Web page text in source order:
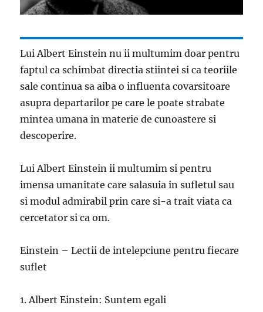
Lui Albert Einstein nu ii multumim doar pentru
faptul ca schimbat directia stiintei si ca teoriile
sale continua sa aiba o influenta covarsitoare
asupra departarilor pe care le poate strabate
mintea umana in materie de cunoastere si
descoperire.
Lui Albert Einstein ii multumim si pentru
imensa umanitate care salasuia in sufletul sau
si modul admirabil prin care si-a trait viata ca
cercetator si ca om.
Einstein – Lectii de intelepciune pentru fiecare
suflet
1. Albert Einstein: Suntem egali